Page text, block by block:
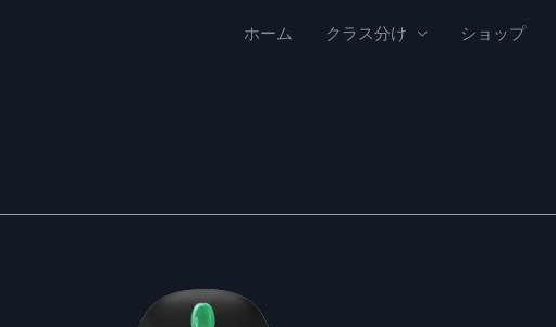
ホーム クラス分け ショップ